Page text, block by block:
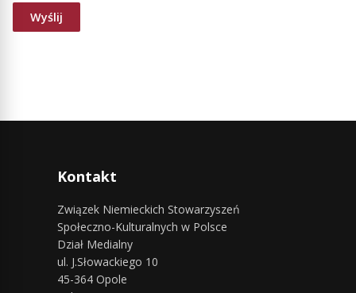
Kontakt
Związek Niemieckich Stowarzyszeń
Społeczno-Kulturalnych w Polsce
Dział Medialny
ul. J.Słowackiego 10
45-364 Opole